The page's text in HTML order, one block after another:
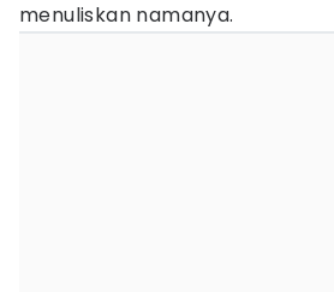
menuliskan namanya.